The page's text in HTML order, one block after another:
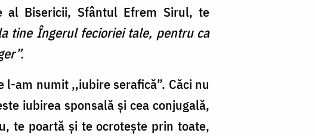
Bisericii, Sfântul Efrem Sirul, te
tine Îngerul fecioriei tale, pentru ca
am numit ,,iubire serafică”. Căci nu
iubirea sponsală și cea conjugală,
te poartă și te ocrotește prin toate,